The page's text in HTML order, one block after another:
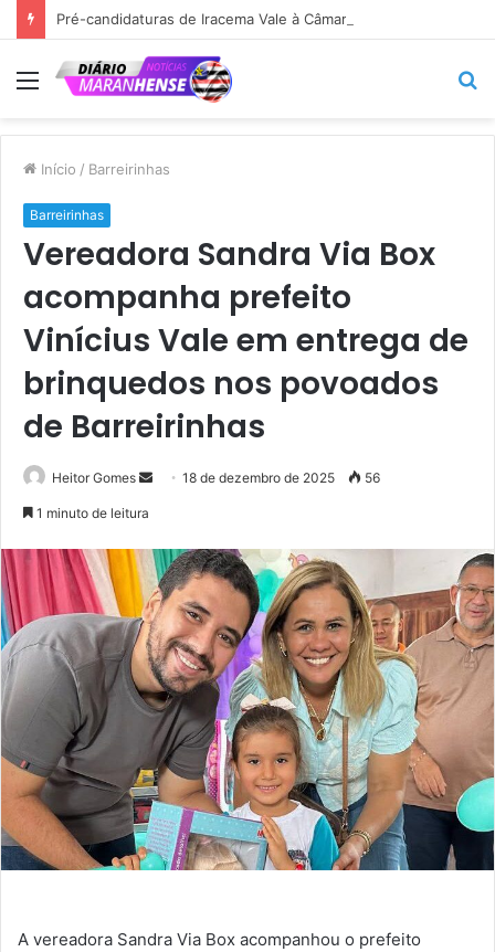
Menu
Início / Barreirinhas
Barreirinhas
Vereadora Sandra Via Box
acompanha prefeito
Vinícius Vale em entrega de
brinquedos nos povoados
de Barreirinhas
Heitor Gomes
Mande
mail
18 de dezembro de 2025 56
1 minuto de leitura
A vereadora Sandra Via Box acompanhou o prefeito